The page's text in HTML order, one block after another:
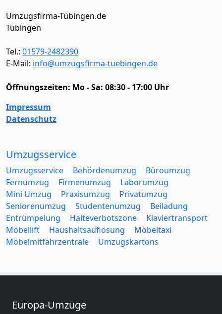
Umzugsfirma-Tübingen.de
Tübingen
Tel.: 01579-2482390
E-Mail: info@umzugsfirma-tuebingen.de
Öffnungszeiten: Mo - Sa: 08:30 - 17:00 Uhr
Impressum
Datenschutz
Umzugsservice
Umzugsservice Behördenumzug
Büroumzug
Fernumzug
Firmenumzug
Laborumzug
Mini Umzug
Praxisumzug
Privatumzug
Seniorenumzug
Studentenumzug
Beiladung
Entrümpelung
Halteverbotszone
Klaviertransport
Möbellift
Haushaltsauflösung
Möbeltaxi
Möbelmitfahrzentrale
Umzugskartons
Europa-Umzüge